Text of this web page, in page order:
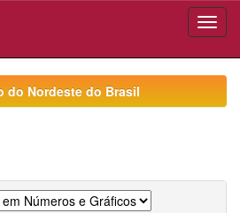
do Nordeste do Brasil